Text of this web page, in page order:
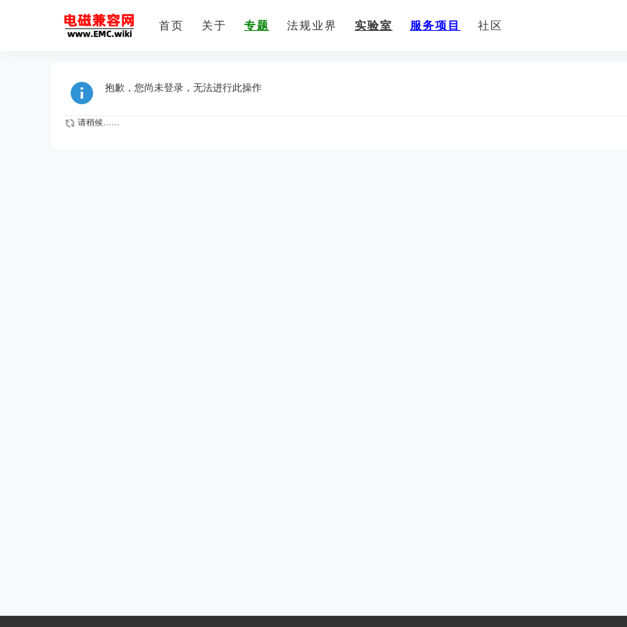
首页 关于 专题 法规业界 实验室 服务项目 社区
抱歉，您尚未登录，无法进行此操作
请稍候……